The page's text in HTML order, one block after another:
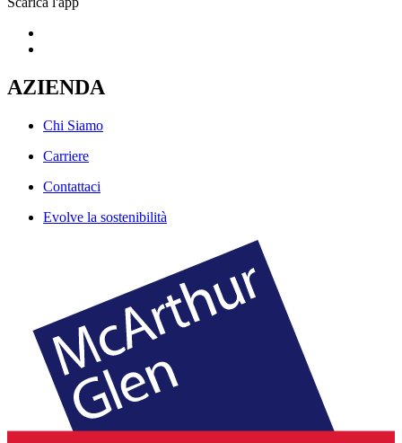
AZIENDA
Chi Siamo
Carriere
Contattaci
Evolve la sostenibilità